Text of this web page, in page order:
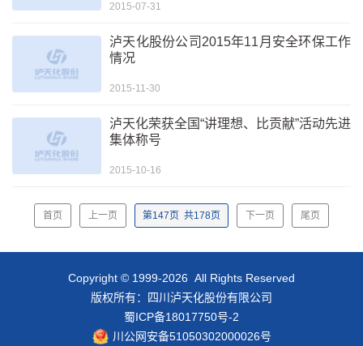
2015-07-31
泸天化股份公司2015年11月安全环保工作
情况
2015-11-30
泸天化荣获全国“讲理想、比贡献”活动先进
集体称号
2015-10-16
首页 上一页 第147 页 共178页 下一页 尾页
Copyright © 1999-2026 All Rights Reserved
版权所有：四川泸天化股份有限公司
蜀ICP备18017750号-2
川公网安备51050302000026号